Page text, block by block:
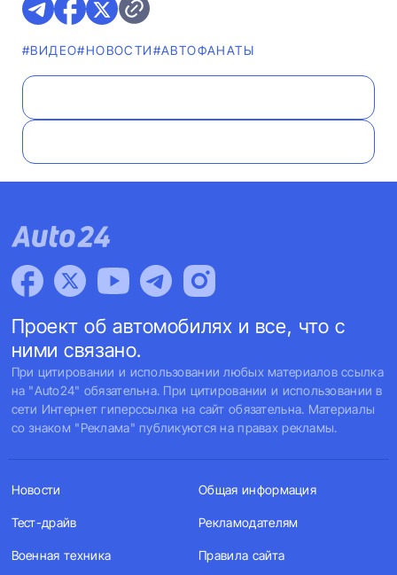
#ВИДЕО#НОВОСТИ#AВТОФАНАТЫ
Проект об автомобилях и все, что с
ними связано.
При цитировании и использовании любых материалов ссылка
на "Auto24" обязательна. При цитировании и использовании в
сети Интернет гиперссылка на сайт обязательна. Материалы
со знаком "Реклама" публикуются на правах рекламы.
Новости
Тест-драйв
Военная техника
Общая информация
Рекламодателям
Правила сайта